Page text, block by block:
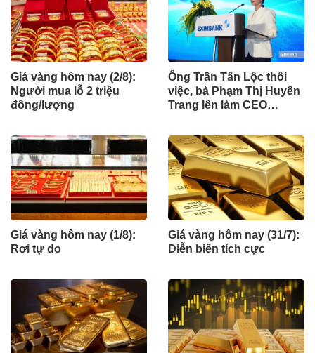
Giá vàng hôm nay (2/8):
Người mua lỗ 2 triệu
đồng/lượng
Ông Trần Tấn Lộc thôi
việc, bà Phạm Thị Huyền
Trang lên làm CEO
Giá vàng hôm nay (1/8):
Rơi tự do
Giá vàng hôm nay (31/7):
Diễn biến tích cực